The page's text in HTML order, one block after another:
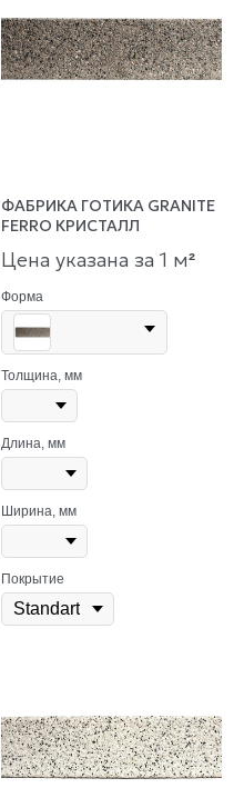
ФАБРИКА ГОТИКА GRANITE
FERRO КРИСТАЛЛ
Цена указана за 1 м²
Форма
Толщина, мм
Длина, мм
Ширина, мм
Покрытие